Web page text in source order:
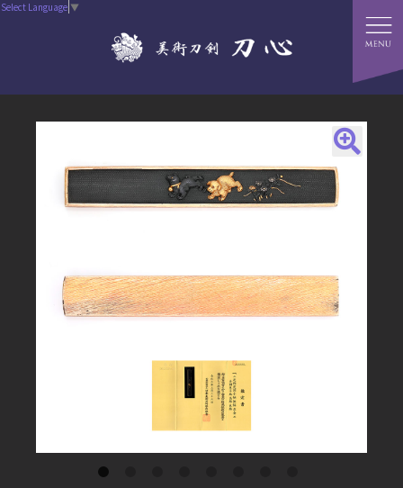
Select Language ▼